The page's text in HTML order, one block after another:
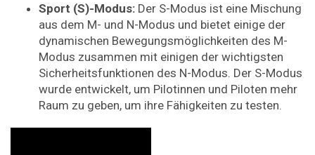
Sport (S)-Modus: Der S-Modus ist eine Mischung
aus dem M- und N-Modus und bietet einige der
dynamischen Bewegungsmöglichkeiten des M-
Modus zusammen mit einigen der wichtigsten
Sicherheitsfunktionen des N-Modus. Der S-Modus
wurde entwickelt, um Pilotinnen und Piloten mehr
Raum zu geben, um ihre Fähigkeiten zu testen.